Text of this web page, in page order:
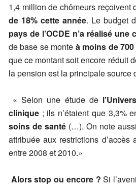
1,4 million de chômeurs reçoivent
de 18% cette année. Le budget
pays de l’OCDE n’a réalisé
de base se monte à moins de
que ce montant soit encore réduit
la pension est la principale source
« Selon une étude de
clinique ; ils n’étaient que 3,3%
soins de santé (…). On note aussi
attribuée aux restrictions
entre 2008 et 2010.»
Alors stop ou encore ? Si